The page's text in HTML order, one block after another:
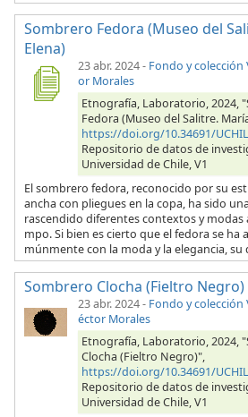
Sombrero Fedora (Museo del
Elena)
23 abr. 2024- Fondo y
or Morales
Etnografía, Laboratorio, 2024,
Fedora (Museo del Salitre.
https://doi.org/10.34691/
Repositorio de datos de
Universidad de Chile, V1
El sombrero fedora, reconocido por su
ancha con pliegues en la copa, ha sido
rascendido diferentes contextos y modas
mpo. Si bien es cierto que el fedora se ha
múnmente con la moda y la elegancia, su
Sombrero Clocha (Fieltro Negro)
23 abr. 2024- Fondo y colección
éctor Morales
Etnografía, Laboratorio, 2024,
Clocha (Fieltro Negro)",
https://doi.org/10.34691/
Repositorio de datos de
Universidad de Chile, V1